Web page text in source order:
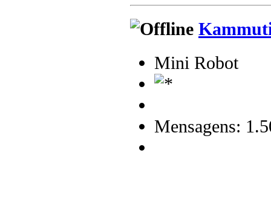
Mini Robot
Mensagens: